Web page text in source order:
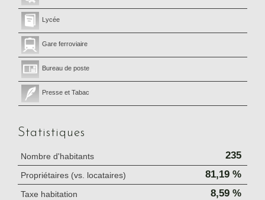
Lycée
Gare ferroviaire
Bureau de poste
Presse et Tabac
Statistiques
Nombre d'habitants 235
Propriétaires (vs. locataires) 81,19 %
Taxe habitation 8,59 %